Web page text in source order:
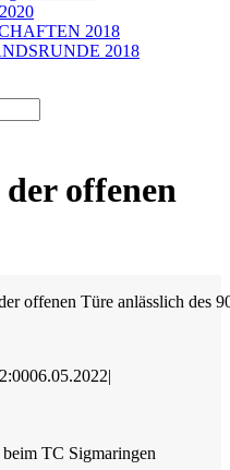
2018
2018
offenen
offenen Türe anlässlich des
06.05.2022|